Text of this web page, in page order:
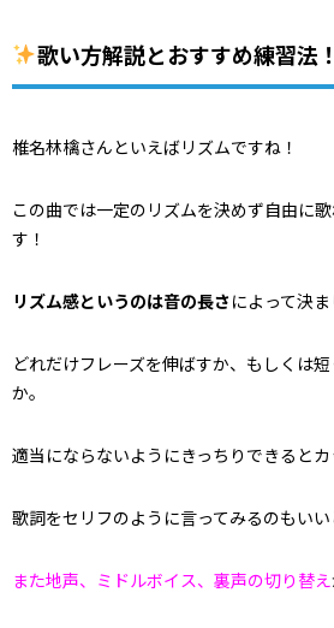
歌い方解説とおすすめ練習法！
椎名林檎さんといえばリズムですね！
この曲では一定のリズムを決めず自由に
す！
リズム感というのは音の長さ によって決ま
どれだけフレーズを伸ばすか、もしくは
か。
適当にならないようにきっちりできるとカ
歌詞をセリフのように言ってみるのもいい
また地声、ミドルボイス、裏声の切り替え